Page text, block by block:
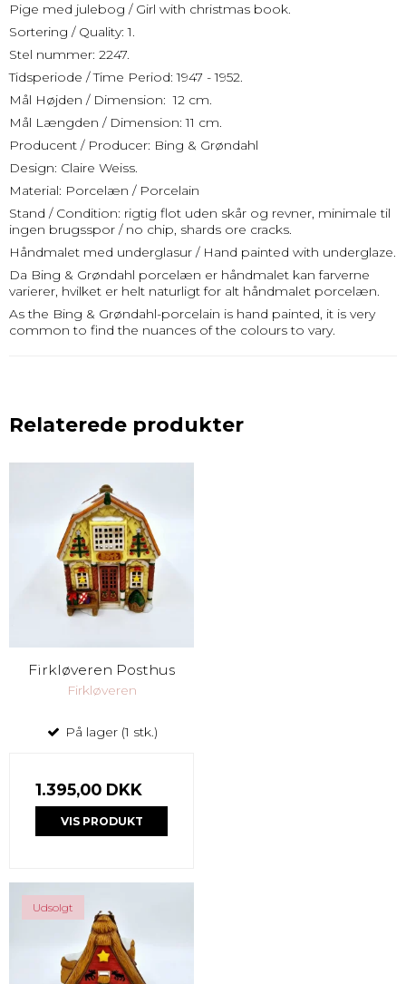
Pige med julebog / Girl with christmas book.
Sortering / Quality: 1.
Stel nummer: 2247.
Tidsperiode / Time Period: 1947 - 1952.
Mål Højden / Dimension: 12 cm.
Mål Længden / Dimension: 11 cm.
Producent / Producer: Bing & Grøndahl
Design: Claire Weiss.
Material: Porcelæn / Porcelain
Stand / Condition: rigtig flot uden skår og revner, minimale til
ingen brugsspor / no chip, shards ore cracks.
Håndmalet med underglasur / Hand painted with underglaze.
Da Bing & Grøndahl porcelæn er håndmalet kan farverne
varierer, hvilket er helt naturligt for alt håndmalet porcelæn.
As the Bing & Grøndahl-porcelain is hand painted, it is very
common to find the nuances of the colours to vary.
Relaterede produkter
Firkløveren Posthus
Firkløveren
På lager (1 stk.)
1.395,00 DKK
VIS PRODUKT
Udsolgt